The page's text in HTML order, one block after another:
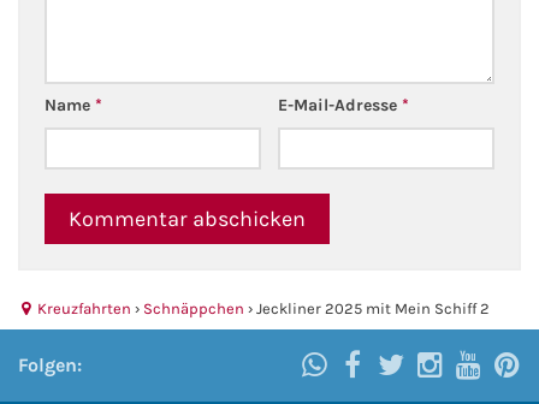
Name * E-Mail-Adresse *
Kreuzfahrten › Schnäppchen › Jeckliner 2025 mit Mein Schiff 2
Folgen: